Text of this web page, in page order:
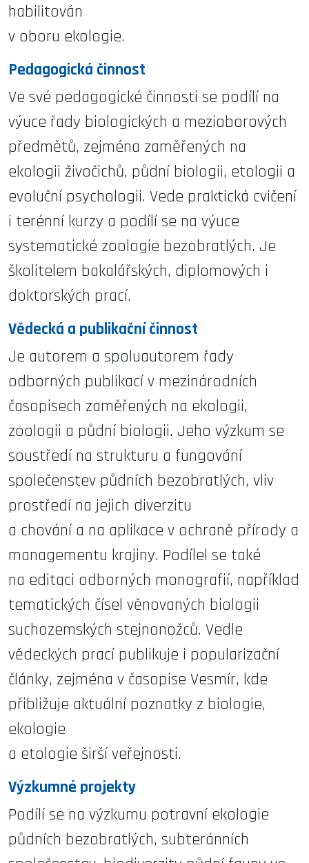
habilitován
v oboru ekologie.
Pedagogická činnost
Ve své pedagogické činnosti se podílí na
výuce řady biologických a mezioborových
předmětů, zejména zaměřených na
ekologii živočichů, půdní biologii, etologii a
evoluční psychologii. Vede praktická cvičení
i terénní kurzy a podílí se na výuce
systematické zoologie bezobratlých. Je
školitelem bakalářských, diplomových i
doktorských prací.
Vědecká a publikační činnost
Je autorem a spoluautorem řady
odborných publikací v mezinárodních
časopisech zaměřených na ekologii,
zoologii a půdní biologii. Jeho výzkum se
soustředí na strukturu a fungování
společenstev půdních bezobratlých, vliv
prostředí na jejich diverzitu
a chování a na aplikace v ochraně přírody a
managementu krajiny. Podílel se také
na editaci odborných monografií, například
tematických čísel věnovaných biologii
suchozemských stejnonožců. Vedle
vědeckých prací publikuje i popularizační
články, zejména v časopise Vesmír, kde
přibližuje aktuální poznatky z biologie,
ekologie
a etologie širší veřejnosti.
Výzkumné projekty
Podílí se na výzkumu potravní ekologie
půdních bezobratlých, subteránních